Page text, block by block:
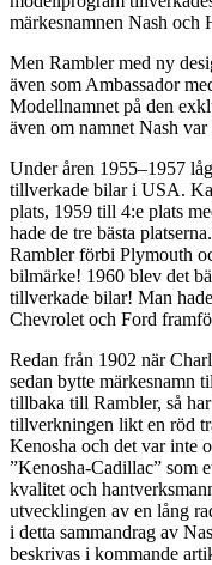
märkesnamnen Nash och
Men Rambler med ny
även som Ambassador
Modellnamnet på den
även om namnet Nash var
Under åren 1955–1957
tillverkade bilar i USA.
plats, 1959 till 4:e plats
hade de tre bästa
Rambler förbi Plymouth
bilmärke! 1960 blev det
tillverkade bilar! Man
Chevrolet och Ford
Redan från 1902 när
sedan bytte märkesnamn
tillbaka till Rambler, så
tillverkningen likt en röd
Kenosha och det var inte
”Kenosha-Cadillac” som
kvalitet och
utvecklingen av en lång
i detta sammandrag av
beskrivas i kommande